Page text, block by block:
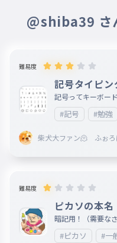
@shiba39 さ
難易度
記号タイピ
記号ってキーボー
#記号 #勉強
柴犬大ファン🫠 ふぉ
難易度
ピカソの本名
暗記用！（需要なさ
#ピカソ #一